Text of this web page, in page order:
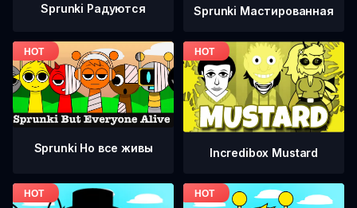
Sprunki Радуются Sprunki Мастированная
Sprunki Но все живы Incredibox Mustard